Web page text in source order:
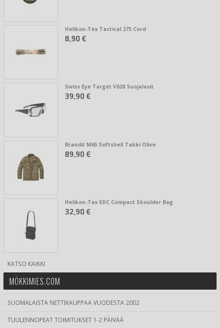
Helikon-Tex Tactical 275 Cord
8,90 €
Swiss Eye Target V620 Suojalasit
39,90 €
Brandit M65 Softshell Takki Olive
89,90 €
Helikon-Tex EDC Compact Shoulder Bag
32,90 €
KATSO KAIKKI
MÖKKIMIES.COM
SUOMALAISTA NETTIKAUPPAA VUODESTA 2002
TUULENNOPEAT TOIMITUKSET 1-2 PÄIVÄÄ